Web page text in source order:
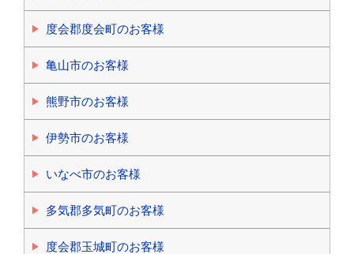
度会郡度会町のお客様
亀山市のお客様
熊野市のお客様
伊勢市のお客様
いなべ市のお客様
多気郡多気町のお客様
度会郡玉城町のお客様